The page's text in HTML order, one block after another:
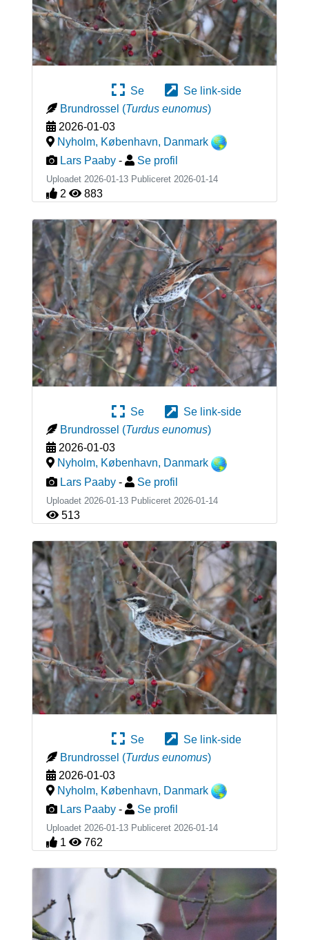
Se
Se link-side
Brundrossel (Turdus eunomus)
2026-01-03
Nyholm, København, Danmark
Lars Paaby - Se profil
Uploadet 2026-01-13 Publiceret 2026-01-14
2 883
Se
Se link-side
Brundrossel (Turdus eunomus)
2026-01-03
Nyholm, København, Danmark
Lars Paaby - Se profil
Uploadet 2026-01-13 Publiceret 2026-01-14
513
Se
Se link-side
Brundrossel (Turdus eunomus)
2026-01-03
Nyholm, København, Danmark
Lars Paaby - Se profil
Uploadet 2026-01-13 Publiceret 2026-01-14
1 762